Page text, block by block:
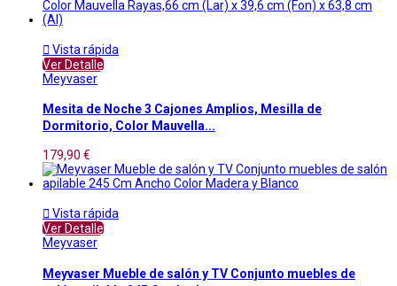
 Vista rápida
Ver Detalle
Meyvaser
Mesita de Noche 3 Cajones Amplios, Mesilla de
Dormitorio, Color Mauvella...
179,90 €
 Vista rápida
Ver Detalle
Meyvaser
Meyvaser Mueble de salón y TV Conjunto muebles de